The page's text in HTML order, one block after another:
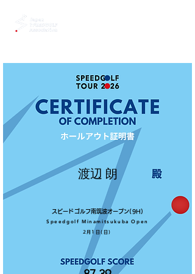
2月1日(日)
渡辺 朗
Speedgolf Minamitsukuba Open
スピードゴルフ南筑波オープン(9H)